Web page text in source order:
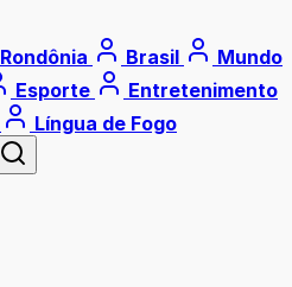
Rondônia Brasil
Mundo
Esporte
Entretenimento
Língua de Fogo